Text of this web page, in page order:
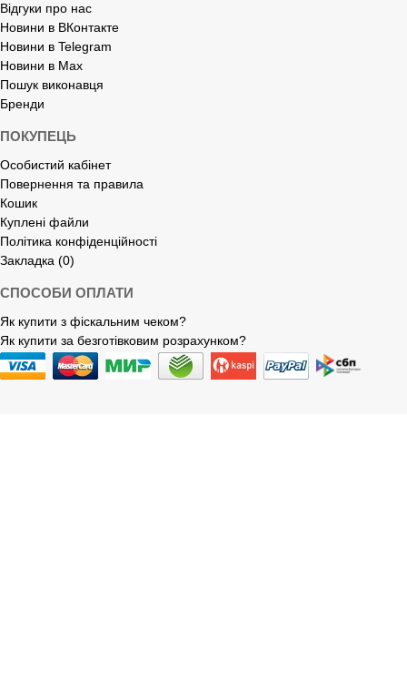
Відгуки про нас
Новини в ВКонтакте
Новини в Telegram
Новини в Max
Пошук виконавця
Бренди
ПОКУПЕЦЬ
Особистий кабінет
Повернення та правила
Кошик
Куплені файли
Політика конфіденційності
Закладка (0)
СПОСОБИ ОПЛАТИ
Як купити з фіскальним чеком?
Як купити за безготівковим розрахунком?